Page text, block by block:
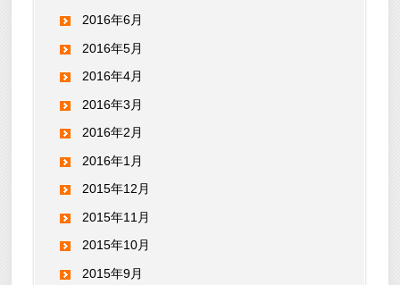
2016年6月
2016年5月
2016年4月
2016年3月
2016年2月
2016年1月
2015年12月
2015年11月
2015年10月
2015年9月